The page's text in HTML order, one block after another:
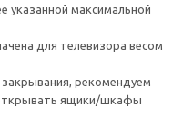
указанной максимальной
для телевизора весом
рекомендуем
ящики/шкафы